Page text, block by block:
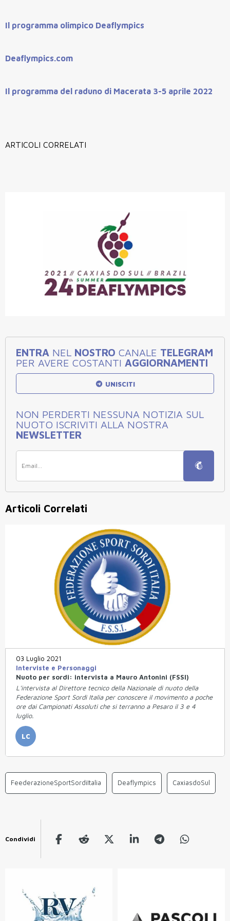
Il programma olimpico Deaflympics
Deaflympics.com
Il programma del raduno di Macerata 3-5 aprile 2022
ARTICOLI CORRELATI
ENTRA NEL NOSTRO CANALE TELEGRAM
PER AVERE COSTANTI AGGIORNAMENTI
UNISCITI
NON PERDERTI NESSUNA NOTIZIA SUL
NUOTO ISCRIVITI ALLA NOSTRA
NEWSLETTER
Articoli Correlati
03 Luglio 2021
Interviste e Personaggi
Nuoto per sordi: intervista a Mauro Antonini (FSSI)
L'intervista al Direttore tecnico della Nazionale di nuoto della
Federazione Sport Sordi Italia per conoscere il movimento a poche
ore dai Campionati Assoluti che si terranno a Pesaro il 3 e 4
luglio.
LC
FeederazioneSportSordiItalia Deaflympics CaxiasdoSul
Condividi